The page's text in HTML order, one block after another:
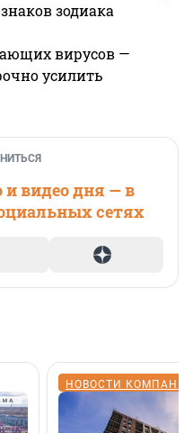
зодиака
вирусов —
усилить
видео дня — в
сетях
НОВОСТИ